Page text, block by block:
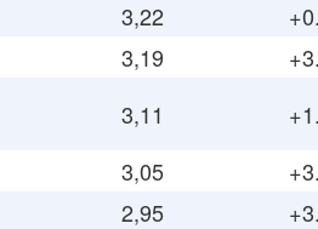
3,22
3,19
3,11
3,05
2,95